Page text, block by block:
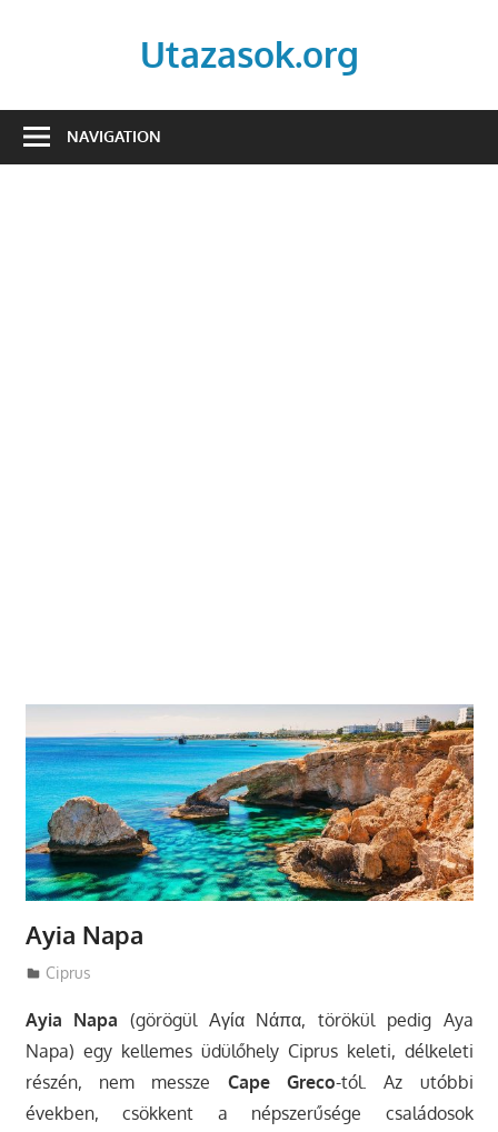
Utazasok.org
NAVIGATION
Ayia Napa
Utazasok.org
Ciprus
Ayia Napa (görögül Αγία Νάπα, törökül pedig Aya
Napa) egy kellemes üdülőhely Ciprus keleti, délkeleti
részén, nem messze Cape Greco-tól. Az utóbbi
években, csökkent a népszerűsége családosok